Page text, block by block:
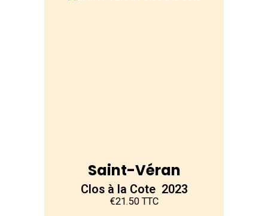
Saint-Véran
Clos à la Cote 2023
€21.50 TTC